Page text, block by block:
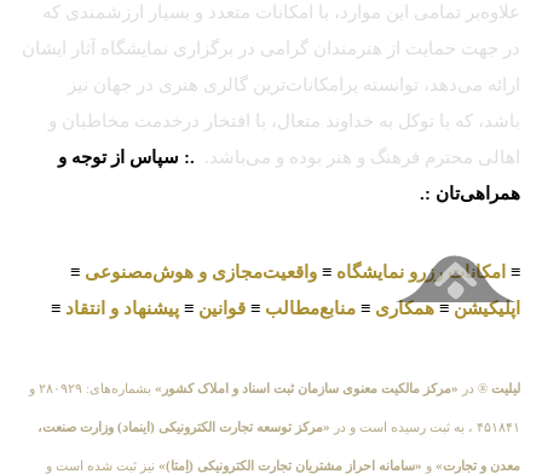
علاوه‌بر تمامی این موارد، با امکانات متعدد و بسیار ارزشمندی که
در جهت حمایت از هنرمندان گرامی در برگزاری نمایشگاه آثار ایشان
ارائه می‌دهد، توانسته پرامکانات‌ترین گالری هنری در جهان نیز
باشد، که با توکل به خداوند متعال، با افتخار درخدمت مخاطبان و
اهالی محترم فرهنگ و هنر بوده و می‌باشد. .: سپاس از توجه و
همراهی‌تان :.
≡ امکانات رزرو نمایشگاه ≡ واقعیت‌مجازی و هوش‌مصنوعی ≡
اپلیکیشن≡همکاری ≡ منابع‌مطالب ≡ قوانین ≡ پیشنهاد و انتقاد ≡
لیلیت ® در «مرکز مالکیت معنوی سازمان ثبت اسناد و املاک کشور» بشماره‌های: ۲۸۰۹۲۹ و
۴۵۱۸۴۱ ، به ثبت رسیده است و در «مرکز توسعه تجارت الکترونیکی (اینماد) وزارت صنعت،
معدن و تجارت» و «سامانه احراز مشتریان تجارت الکترونیکی (اِمتا)» نیز ثبت شده است و